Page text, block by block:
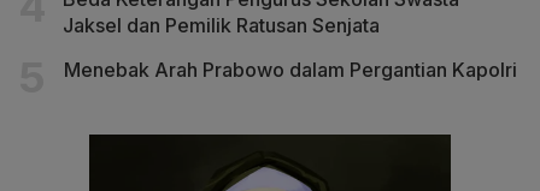
Jaksel dan Pemilik Ratusan Senjata
Menebak Arah Prabowo dalam Pergantian Kapolri